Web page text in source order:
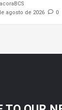
agosto de 2026
0